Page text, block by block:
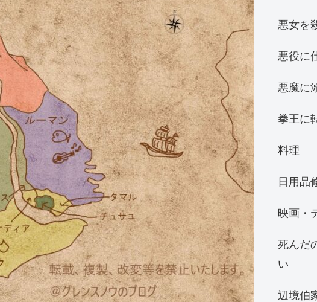
悪女を
悪役に
悪魔に
拳王に
料理
日用品
映画・
死んだ
い
辺境伯